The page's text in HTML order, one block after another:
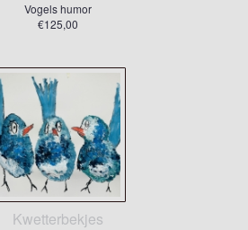
Vogels humor
€125,00
Kwetterbekjes